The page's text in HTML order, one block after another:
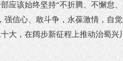
应该始终坚持“不折腾、不懈怠
信心、敢斗争，永葆激情，自
大，在阔步新征程上推动治蜀